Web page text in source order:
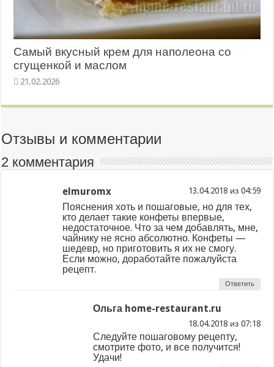
Самый вкусный крем для наполеона со
сгущенкой и маслом
21.02.2026
Отзывы и комментарии
2 комментария
elmuromx из
Пояснения хоть и пошаговые, но для тех,
кто делает такие конфеты впервые,
недостаточное. Что за чем добавлять, мне,
чайнику не ясно абсолютно. Конфеты —
шедевр, но приготовить я их не смогу.
Если можно, доработайте пожалуйста
рецепт.
Ответить
Ольга home-restaurant.ru
из
Следуйте пошаговому рецепту,
смотрите фото, и все получится!
Удачи!